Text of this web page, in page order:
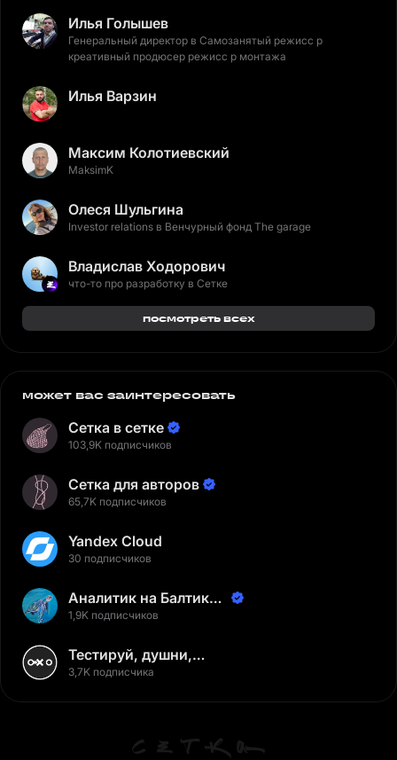
Илья Голышев
Генеральный директор в Самозанятый режисс р
креативный продюсер режисс р монтажа
Илья Варзин
Максим Колотиевский
MaksimK
Олеся Шульгина
Investor relations в Венчурный фонд The garage
Владислав Ходорович
что-то про разработку в Сетке
посмотреть всех
может вас заинтересовать
Сетка в сетке
103,9K подписчиков
Сетка для авторов
65,7K подписчиков
Yandex Cloud
30 подписчиков
Аналитик на Балтике |
Неверов Станислав
1,9K подписчиков
Тестируй, душни,
наслаждайся
3,7K подписчика